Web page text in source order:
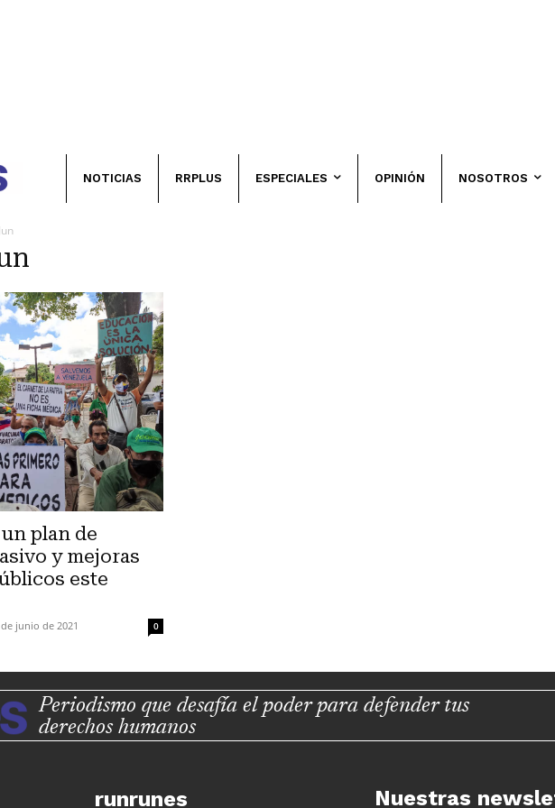
NOTICIAS RRPLUS ESPECIALES OPINIÓN NOSOTROS
plan de
y mejoras
este
junio de 2021 0
Periodismo que desafía el poder para defender tus
derechos humanos
runrunes Nuestras